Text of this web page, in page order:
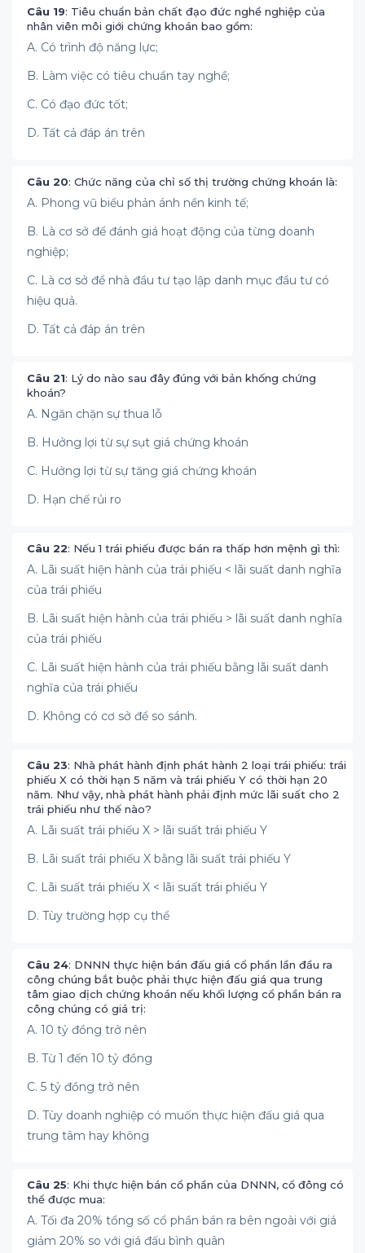
Câu 19: Tiêu chuẩn bản chất đạo đức nghề nghiệp của
nhân viên môi giới chứng khoán bao gồm:
A. Có trình độ năng lực;
B. Làm việc có tiêu chuẩn tay nghề;
C. Có đạo đức tốt;
D. Tất cả đáp án trên
Câu 20: Chức năng của chỉ số thị trường chứng khoán là:
A. Phong vũ biểu phản ánh nền kinh tế;
B. Là cơ sở để đánh giá hoạt động của từng doanh
nghiệp;
C. Là cơ sở để nhà đầu tư tạo lập danh mục đầu tư có
hiệu quả.
D. Tất cả đáp án trên
Câu 21: Lý do nào sau đây đúng với bản khống chứng
khoán?
A. Ngăn chặn sự thua lỗ
B. Hưởng lợi từ sự sụt giá chứng khoán
C. Hưởng lợi từ sự tăng giá chứng khoán
D. Hạn chế rủi ro
Câu 22: Nếu 1 trái phiếu được bán ra thấp hơn mệnh gì thì:
A. Lãi suất hiện hành của trái phiếu < lãi suất danh nghĩa
của trái phiếu
B. Lãi suất hiện hành của trái phiếu > lãi suất danh nghĩa
của trái phiếu
C. Lãi suất hiện hành của trái phiếu bằng lãi suất danh
nghĩa của trái phiếu
D. Không có cơ sở để so sánh.
Câu 23: Nhà phát hành định phát hành 2 loại trái phiếu: trái
phiếu X có thời hạn 5 năm và trái phiếu Y có thời hạn 20
năm. Như vậy, nhà phát hành phải định mức lãi suất cho 2
trái phiếu như thế nào?
A. Lãi suất trái phiếu X > lãi suất trái phiếu Y
B. Lãi suất trái phiếu X bằng lãi suất trái phiếu Y
C. Lãi suất trái phiếu X < lãi suất trái phiếu Y
D. Tùy trường hợp cụ thể
Câu 24: DNNN thực hiện bán đấu giá cổ phần lần đầu ra
công chúng bắt buộc phải thực hiện đấu giá qua trung
tâm giao dịch chứng khoán nếu khối lượng cổ phần bán ra
công chúng có giá trị:
A. 10 tỷ đồng trở nên
B. Từ 1 đến 10 tỷ đồng
C. 5 tỷ đồng trở nên
D. Tùy doanh nghiệp có muốn thực hiện đấu giá qua
trung tâm hay không
Câu 25: Khi thực hiện bán cổ phần của DNNN, cổ đông có
thể được mua:
A. Tối đa 20% tổng số cổ phần bán ra bên ngoài với giá
giảm 20% so với giá đấu bình quân